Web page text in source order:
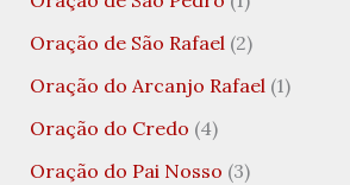
Oração de São Rafael(2)
Oração do Arcanjo Rafael(1)
Oração do Credo (4)
Oração do Pai Nosso (3)